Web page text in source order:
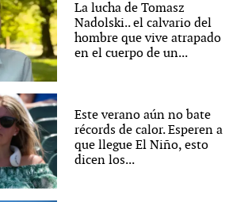
La lucha de Tomasz
Nadolski.. el calvario del
hombre que vive atrapado
en el cuerpo de un...
Este verano aún no bate
récords de calor. Esperen a
que llegue El Niño, esto
dicen los...